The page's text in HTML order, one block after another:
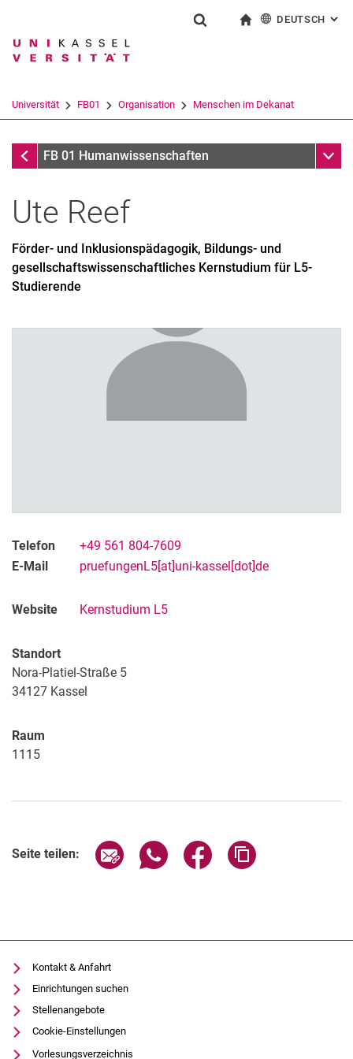
Springe direkt zu: Inhalt
Springe direkt zu: Suche
Springe direkt zu:
Suchbegriff
Suchen (öffnet externen Link in einem
DEUTSCH :
Universität FB01 Organisation Menschen im Dekanat
Menschen im Dekanat
FB 01 Humanwissenschaften
Menschen im Dekanat
Informationsmanagement
Ute Reef
Förder- und Inklusionspädagogik, Bildungs- und
gesellschaftswissenschaftliches Kernstudium für L5-
Studierende
Telefon
+49 561 804-7609
E-Mail
pruefungenL5[at]uni-kassel[dot]de
Website Kernstudium L5
Standort
Nora-Platiel-Straße 5
34127 Kassel
Raum
1115
Seite teilen: Seite über E-Mail teilen
Seite über WhatsApp teilen
Seite über Facebook
Kontakt & Anfahrt
Einrichtungen suchen
Stellenangebote
Cookie-Einstellungen
Vorlesungsverzeichnis